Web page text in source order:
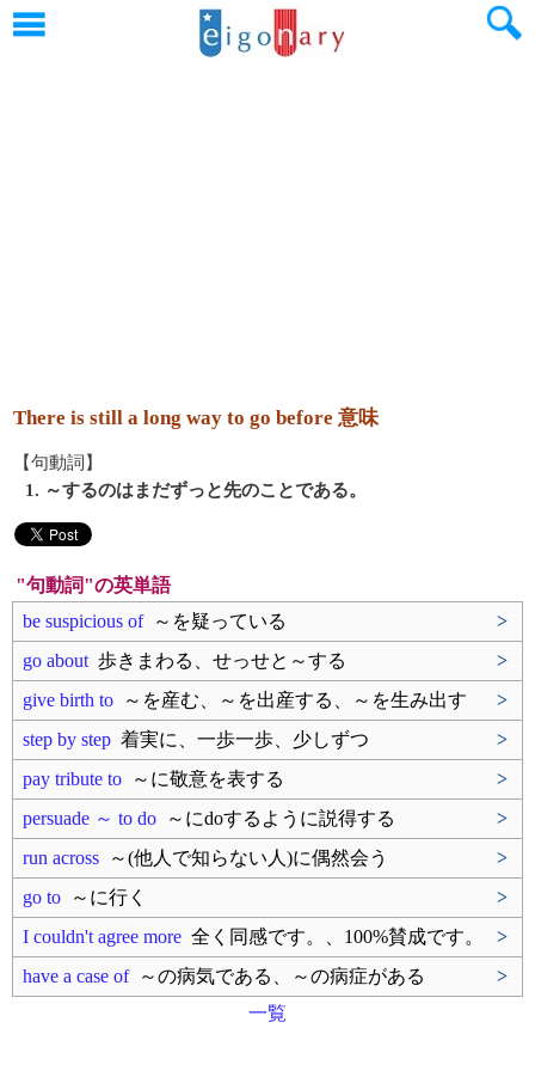
There is still a long way to go before 意味
【句動詞】
1. ～するのはまだずっと先のことである。
"句動詞"の英単語
be suspicious of～を疑っている
>
go about 歩きまわる、せっせと～する
>
give birth to ～を産む、～を出産する、～を生み出す
>
step by step 着実に、一歩一歩、少しずつ
>
pay tribute to ～に敬意を表する
>
persuade ～ to do ～にdoするように説得する
>
run across ～(他人で知らない人)に偶然会う
>
go to ～に行く
>
I couldn't agree more 全く同感です。、100%賛成です。
>
have a case of～の病気である、～の病症がある
>
一覧